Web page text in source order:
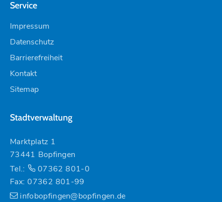
Service
Impressum
Datenschutz
Barrierefreiheit
Kontakt
Sitemap
Stadtverwaltung
Marktplatz 1
73441 Bopfingen
Tel.:
07362 801-0
Fax: 07362 801-99
infobopfingen@bopfingen.de